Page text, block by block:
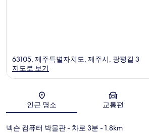
지도
63105, 제주특별자치도, 제주시, 광평길 3
지도로 보기
인근 명소 교통편
넥슨 컴퓨터 박물관- 차로 3분 - 1.8km